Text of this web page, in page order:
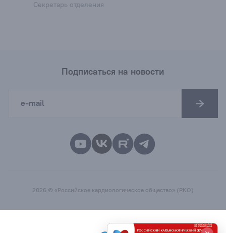
Секретарь отделения
Подписаться на новости
2026 © «Российское кардиологическое общество» (РКО)